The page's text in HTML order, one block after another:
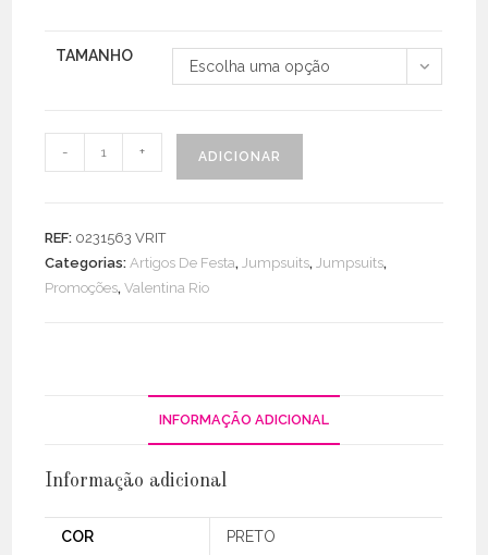
TAMANHO
Escolha uma opção
Quantidade
de
Larga
C/
- + ADICIONAR
REF: 0231563 VRIT
Categorias:Artigos De Festa,Jumpsuits,Jumpsuits,
Promoções,Valentina Rio
INFORMAÇÃO ADICIONAL
Informação adicional
COR PRETO